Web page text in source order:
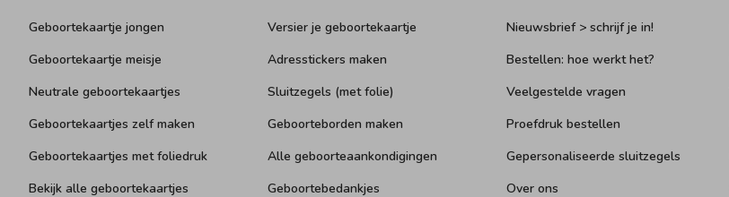
Geboortekaartje jongen
Geboortekaartje meisje
Neutrale geboortekaartjes
Geboortekaartjes zelf maken
Geboortekaartjes met foliedruk
Bekijk alle geboortekaartjes
Versier je geboortekaartje
Adresstickers maken
Sluitzegels (met folie)
Geboorteborden maken
Alle geboorteaankondigingen
Geboortebedankjes
Nieuwsbrief > schrijf je in!
Bestellen: hoe werkt het?
Veelgestelde vragen
Proefdruk bestellen
Gepersonaliseerde sluitzegels
Over ons